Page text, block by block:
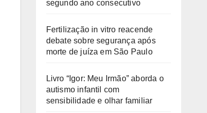
segundo ano consecutivo
Fertilização in vitro reacende
debate sobre segurança após
morte de juíza em São Paulo
Livro “Igor: Meu Irmão” aborda o
autismo infantil com
sensibilidade e olhar familiar